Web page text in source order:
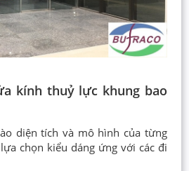
kính thuỷ lực khung bao
diện tích và mô hình của từng
chọn kiểu dáng ứng với các đi